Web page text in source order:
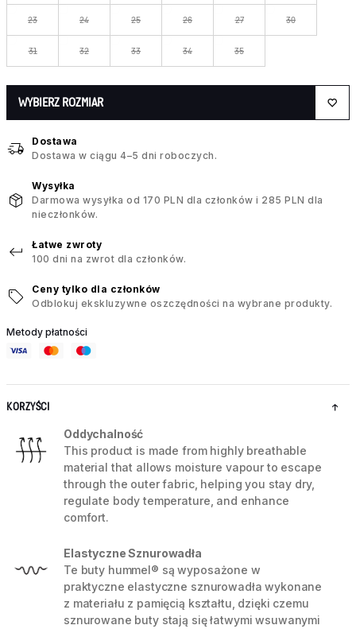
23 24 25 26 27 30
31 32 33 34 35
WYBIERZ ROZMIAR
Dostawa
Dostawa w ciągu 4–5 dni roboczych.
Wysyłka
Darmowa wysyłka od 170 PLN dla członków i 285 PLN dla
nieczłonków.
Łatwe zwroty
100 dni na zwrot dla członków.
Ceny tylko dla członków
Odblokuj ekskluzywne oszczędności na wybrane produkty.
Metody płatności
KORZYŚCI
Oddychalność
This product is made from highly breathable
material that allows moisture vapour to escape
through the outer fabric, helping you stay dry,
regulate body temperature, and enhance
comfort.
Elastyczne Sznurowadła
Te buty hummel® są wyposażone w
praktyczne elastyczne sznurowadła wykonane
z materiału z pamięcią kształtu, dzięki czemu
sznurowane buty stają się łatwymi wsuwanymi